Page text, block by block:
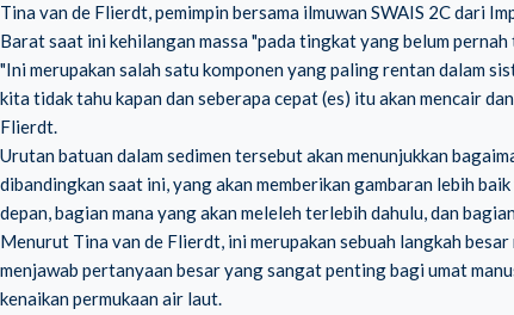
Tina van de Flierdt, pemimpin bersama ilmuwan SWAIS 2C dari
Barat saat ini kehilangan massa "pada tingkat yang belum pernah
"Ini merupakan salah satu komponen yang paling rentan dalam
kita tidak tahu kapan dan seberapa cepat (es) itu akan mencair
Flierdt.
Urutan batuan dalam sedimen tersebut akan menunjukkan
dibandingkan saat ini, yang akan memberikan gambaran lebih
depan, bagian mana yang akan meleleh terlebih dahulu, dan
Menurut Tina van de Flierdt, ini merupakan sebuah langkah
menjawab pertanyaan besar yang sangat penting bagi umat
kenaikan permukaan air laut.